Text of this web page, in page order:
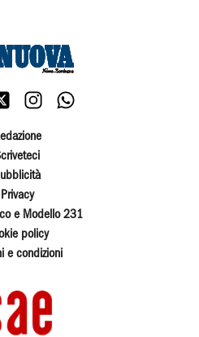
Privacy
e Modello 231
policy
e condizioni